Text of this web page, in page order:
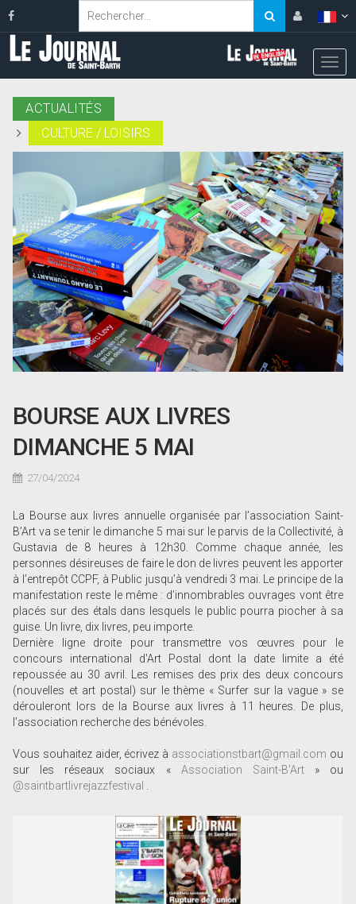
ACTUALITÉS
CULTURE / LOISIRS
BOURSE AUX LIVRES
DIMANCHE 5 MAI
27/04/2024
La Bourse aux livres annuelle organisée par l’association Saint-
B’Art va se tenir le dimanche 5 mai sur le parvis de la Collectivité, à
Gustavia de 8 heures à 12h30. Comme chaque année, les
personnes désireuses de faire le don de livres peuvent les apporter
à l’entrepôt CCPF, à Public jusqu’à vendredi 3 mai. Le principe de la
manifestation reste le même : d’innombrables ouvrages vont être
placés sur des étals dans lesquels le public pourra piocher à sa
guise. Un livre, dix livres, peu importe.
Dernière ligne droite pour transmettre vos œuvres pour le
concours international d'Art Postal dont la date limite a été
repoussée au 30 avril. Les remises des prix des deux concours
(nouvelles et art postal) sur le thème « Surfer sur la vague » se
dérouleront lors de la Bourse aux livres à 11 heures. De plus,
l’association recherche des bénévoles.
Vous souhaitez aider, écrivez à associationstbart@gmail.com ou
sur les réseaux sociaux « Association Saint-B'Art » ou
@saintbartlivrejazzfestival